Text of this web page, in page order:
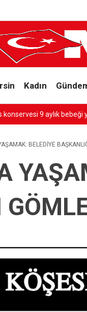
Kadın
SESSİZ
BELEDİYE